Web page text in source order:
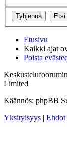
Etusivu
Kaikki ajat
Poista
Limited
Käännös: phpBB
Yksityisyys | Ehdot